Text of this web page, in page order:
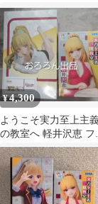
至上主義の教室へ」
フィギュア
¥4,300
ようこそ実力至上主
の教室へ 軽井沢恵 フ
ギュア 2種セット